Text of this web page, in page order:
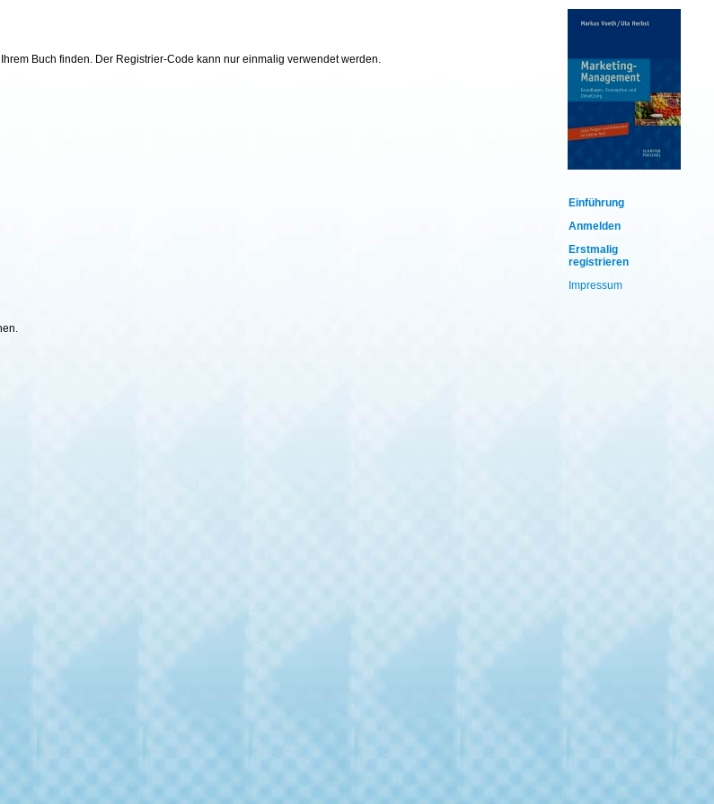
Einführung
Anmelden
Erstmalig
registrieren
Impressum
Buch finden. Der Registrier-Code kann nur einmalig verwendet werden.